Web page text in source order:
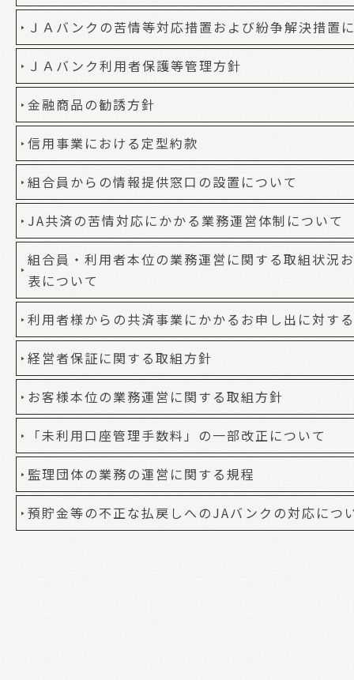
ＪＡバンクの苦情等対応措置および紛争解決措置
ＪＡバンク利用者保護等管理方針
金融商品の勧誘方針
信用事業における定型約款
組合員からの情報提供窓口の設置について
JA共済の苦情対応にかかる業務運営体制について
組合員・利用者本位の業務運営に関する取組状況
表について
利用者様からの共済事業にかかるお申し出に対す
経営者保証に関する取組方針
お客様本位の業務運営に関する取組方針
「未利用口座管理手数料」の一部改正について
監理団体の業務の運営に関する規程
預貯金等の不正な払戻しへのJAバンクの対応につ